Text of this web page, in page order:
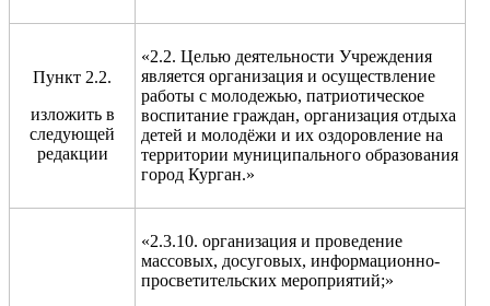
Пункт 2.2.
изложить в
следующей
редакции
«2.2. Целью деятельности Учреждения
является организация и осуществление
работы с молодежью, патриотическое
воспитание граждан, организация отдыха
детей и молодёжи и их оздоровление на
территории муниципального образования
город Курган.»
«2.3.10. организация и проведение
массовых, досуговых, информационно-
просветительских мероприятий;»